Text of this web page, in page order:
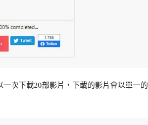
次下載20部影片，下載的影片會以單一的